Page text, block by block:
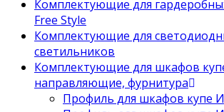
Комплектующие для
Free Style
Комплектующие для
светильников
Комплектующие для шкафов
направляющие, фурнитура
Профиль для шкафов купе